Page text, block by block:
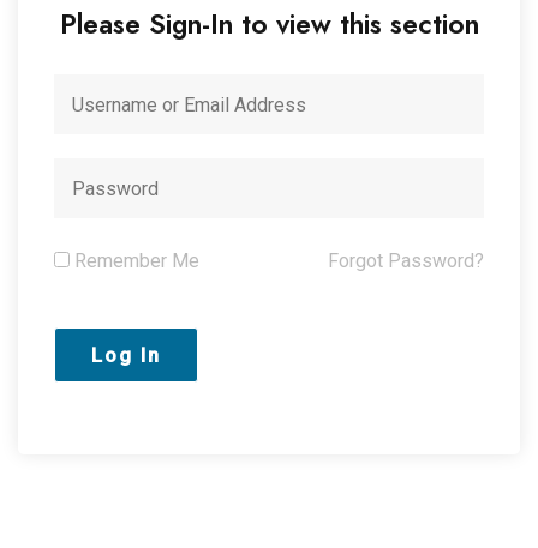
Please Sign-In to view this section
Remember Me Forgot Password?